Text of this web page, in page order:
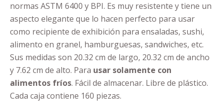
normas ASTM 6400 y BPI. Es muy resistente y tiene un
aspecto elegante que lo hacen perfecto para usar
como recipiente de exhibición para ensaladas, sushi,
alimento en granel, hamburguesas, sandwiches, etc.
Sus medidas son 20.32 cm de largo, 20.32 cm de ancho
y 7.62 cm de alto. Para usar solamente con
alimentos fríos. Fácil de almacenar. Libre de plástico.
Cada caja contiene 160 piezas.